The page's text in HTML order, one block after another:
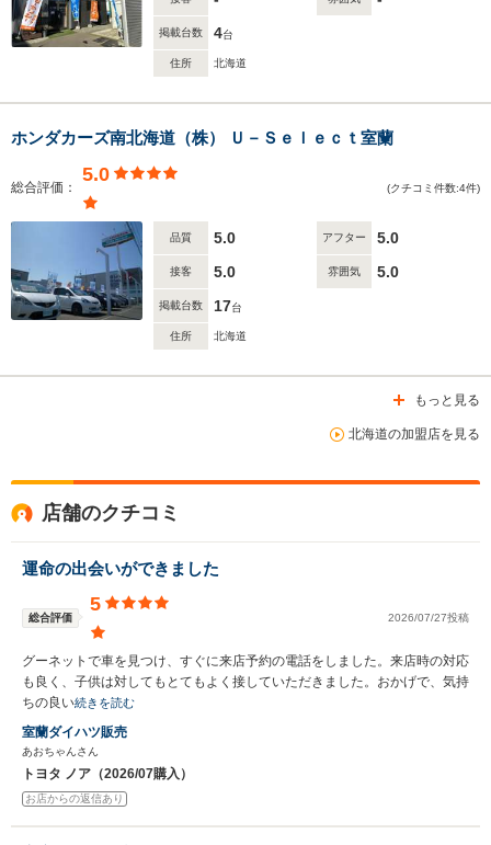
掲載台数 4台
住所 北海道
ホンダカーズ南北海道（株） Ｕ－Ｓｅｌｅｃｔ室蘭
総合評価：
5.0
(クチコミ件数:4件)
品質 5.0 アフター 5.0
接客 5.0 雰囲気 5.0
掲載台数 17台
住所 北海道
もっと見る
北海道の加盟店を見る
店舗のクチコミ
運命の出会いができました
総合評価
5
2026/07/27投稿
グーネットで車を見つけ、すぐに来店予約の電話をしました。来店時の対応
も良く、子供は対してもとてもよく接していただきました。おかげで、気持
ちの良い続きを読む
室蘭ダイハツ販売
あおちゃんさん
トヨタ ノア（2026/07購入）
お店からの返信あり